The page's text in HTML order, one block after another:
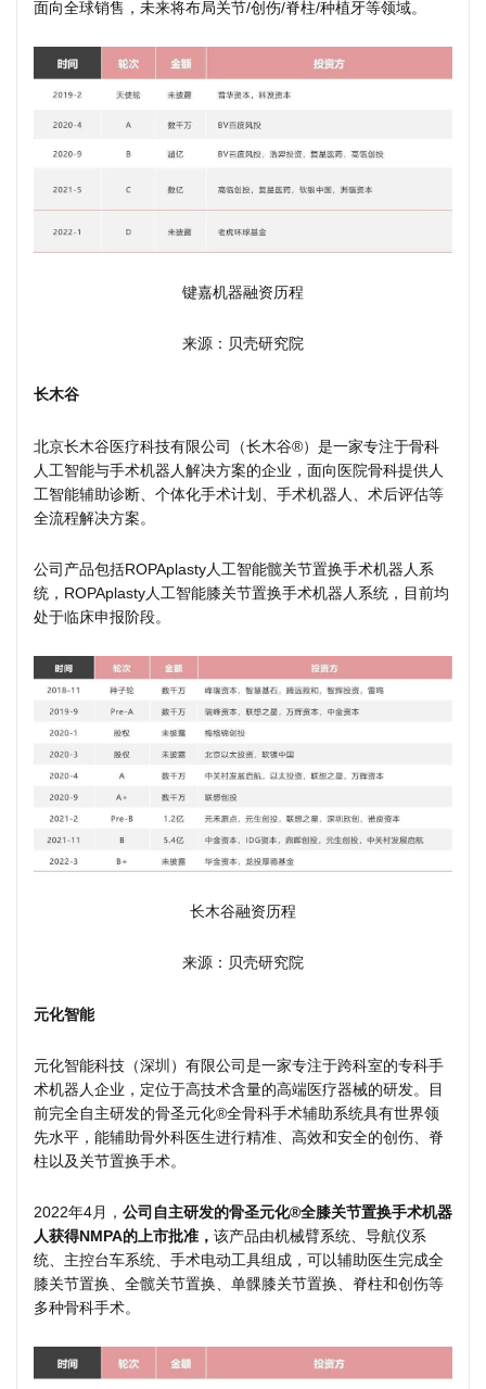
面向全球销售，未来将布局关节/创伤/脊柱/种植牙等领域。
键嘉机器融资历程
来源：贝壳研究院
长木谷
北京长木谷医疗科技有限公司（长木谷®）是一家专注于骨科
人工智能与手术机器人解决方案的企业，面向医院骨科提供人
工智能辅助诊断、个体化手术计划、手术机器人、术后评估等
全流程解决方案。
公司产品包括ROPAplasty人工智能髋关节置换手术机器人系
统，ROPAplasty人工智能膝关节置换手术机器人系统，目前均
处于临床申报阶段。
长木谷融资历程
来源：贝壳研究院
元化智能
元化智能科技（深圳）有限公司是一家专注于跨科室的专科手
术机器人企业，定位于高技术含量的高端医疗器械的研发。目
前完全自主研发的骨圣元化®全骨科手术辅助系统具有世界领
先水平，能辅助骨外科医生进行精准、高效和安全的创伤、脊
柱以及关节置换手术。
2022年4月， 公司自主研发的骨圣元化®全膝关节置换手术机器
人获得NMPA的上市批准， 该产品由机械臂系统、导航仪系
统、主控台车系统、手术电动工具组成，可以辅助医生完成全
膝关节置换、全髋关节置换、单髁膝关节置换、脊柱和创伤等
多种骨科手术。